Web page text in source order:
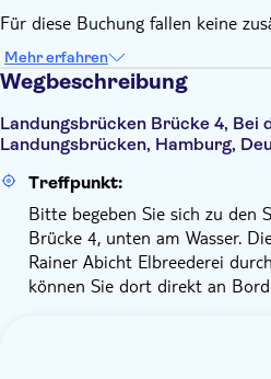
Für diese Buchung fallen keine
Mehr erfahren
Wegbeschreibung
Landungsbrücken Brücke 4, Bei
Landungsbrücken, Hamburg,
Treffpunkt:
Bitte begeben Sie sich zu den
Brücke 4, unten am Wasser.
Rainer Abicht Elbreederei
können Sie dort direkt an